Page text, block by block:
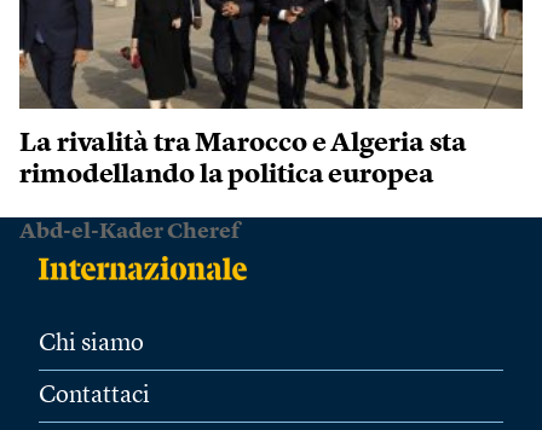
La rivalità tra Marocco e Algeria sta
rimodellando la politica europea
Abd-el-Kader Cheref
Chi siamo
Contattaci